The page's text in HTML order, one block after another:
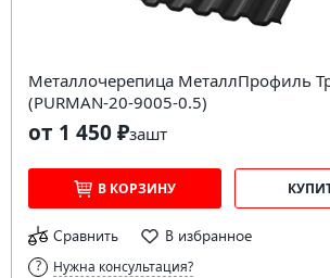
Металлочерепица МеталлПрофиль
(PURMAN-20-9005-0.5)
от 1 450 ₽зашт
В КОРЗИНУ
Сравнить В избранное
Нужна консультация?